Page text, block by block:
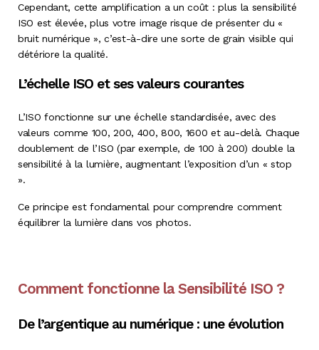
Cependant, cette amplification a un coût : plus la sensibilité
ISO est élevée, plus votre image risque de présenter du «
bruit numérique », c’est-à-dire une sorte de grain visible qui
détériore la qualité.
L’échelle ISO et ses valeurs courantes
L’ISO fonctionne sur une échelle standardisée, avec des
valeurs comme 100, 200, 400, 800, 1600 et au-delà. Chaque
doublement de l’ISO (par exemple, de 100 à 200) double la
sensibilité à la lumière, augmentant l’exposition d’un « stop
».
Ce principe est fondamental pour comprendre comment
équilibrer la lumière dans vos photos.
Comment fonctionne la Sensibilité ISO ?
De l’argentique au numérique : une évolution